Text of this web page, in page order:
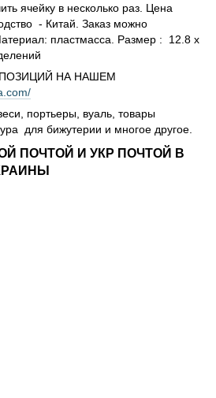
ячейку в несколько раз. Цена
- Китай. Заказ можно
пластмасса. Размер : 12.8 х
НА НАШЕМ
портьеры, вуаль, товары
для бижутерии и многое другое.
ПОЧТОЙ И УКР ПОЧТОЙ В